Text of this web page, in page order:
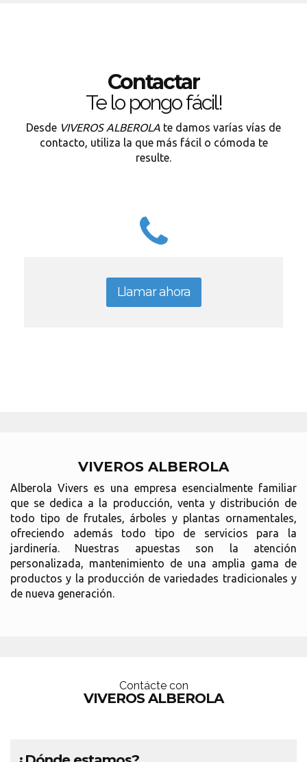
Contactar
Te lo pongo fácil!
Desde VIVEROS ALBEROLA te damos varías vías de
contacto, utiliza la que más fácil o cómoda te
resulte.
Llamar ahora
VIVEROS ALBEROLA
Alberola Vivers es una empresa esencialmente familiar
que se dedica a la producción, venta y distribución de
todo tipo de frutales, árboles y plantas ornamentales,
ofreciendo además todo tipo de servicios para la
jardinería. Nuestras apuestas son la atención
personalizada, mantenimiento de una amplia gama de
productos y la producción de variedades tradicionales y
de nueva generación.
Contácte con
VIVEROS ALBEROLA